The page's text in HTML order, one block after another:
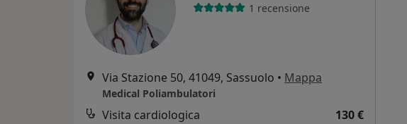
1 recensione
Via Stazione 50, 41049, Sassuolo • Mappa
Medical Poliambulatori
Visita cardiologica 130 €